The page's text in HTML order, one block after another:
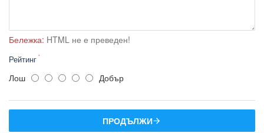
Бележка: HTML не е преведен!
Рейтинг
Лош Добър
ПРОДЪЛЖИ